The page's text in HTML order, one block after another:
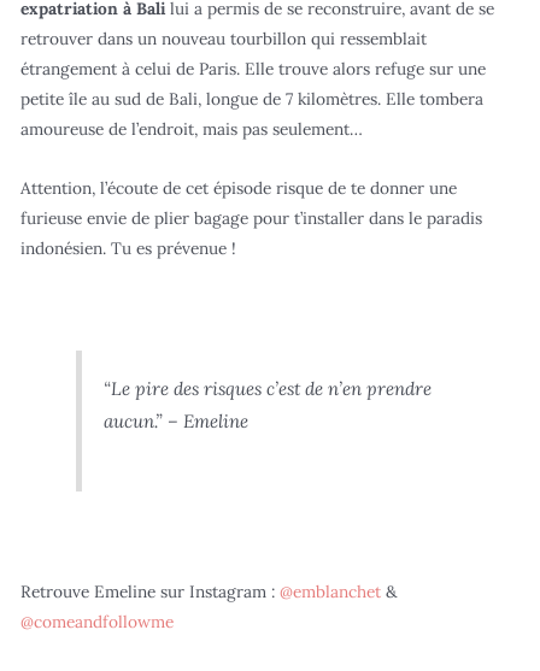
expatriation à Bali lui a permis de se reconstruire, avant de se
retrouver dans un nouveau tourbillon qui ressemblait
étrangement à celui de Paris. Elle trouve alors refuge sur une
petite île au sud de Bali, longue de 7 kilomètres. Elle tombera
amoureuse de l’endroit, mais pas seulement…
Attention, l’écoute de cet épisode risque de te donner une
furieuse envie de plier bagage pour t’installer dans le paradis
indonésien. Tu es prévenue !
“Le pire des risques c’est de n’en prendre
aucun.” – Emeline
Retrouve Emeline sur Instagram :@emblanchet &
@comeandfollowme